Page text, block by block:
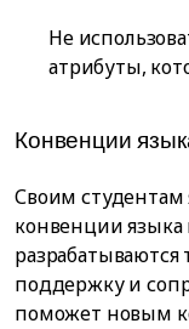
Не
атрибуты,
Конвенции
Своим студентам
конвенции
поддержку и
поможет новым